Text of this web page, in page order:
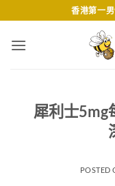
to
content
香港第一
犀利士5mg
POSTED